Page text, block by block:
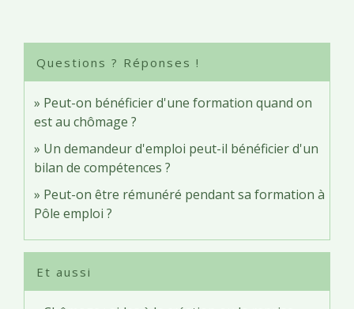
Questions ? Réponses !
Peut-on bénéficier d'une formation quand on
est au chômage ?
Un demandeur d'emploi peut-il bénéficier d'un
bilan de compétences ?
Peut-on être rémunéré pendant sa formation à
Pôle emploi ?
Et aussi